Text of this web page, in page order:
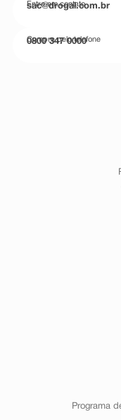
Entre em contato
sac@drogal.com.br
Compre pelo telefone
0800 347 0000
Programa